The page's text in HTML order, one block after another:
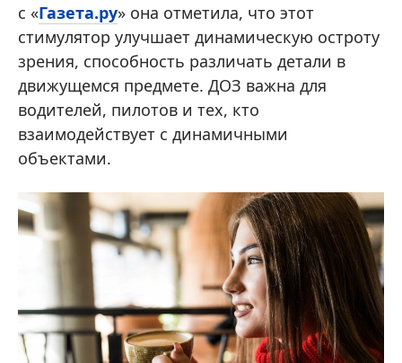
с «Газета.ру» она отметила, что этот
стимулятор улучшает динамическую остроту
зрения, способность различать детали в
движущемся предмете. ДОЗ важна для
водителей, пилотов и тех, кто
взаимодействует с динамичными
объектами.